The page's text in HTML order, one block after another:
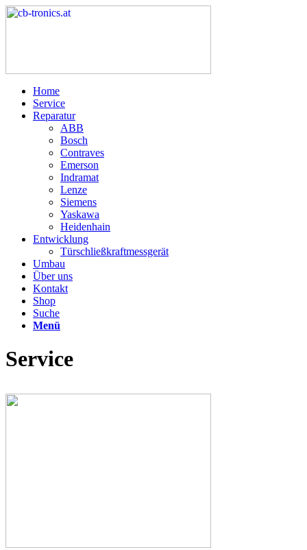
Home
Service
Reparatur
ABB
Bosch
Contraves
Emerson
Indramat
Lenze
Siemens
Yaskawa
Heidenhain
Entwicklung
Türschließkraftmessgerät
Umbau
Über uns
Kontakt
Shop
Suche
Menü
Service